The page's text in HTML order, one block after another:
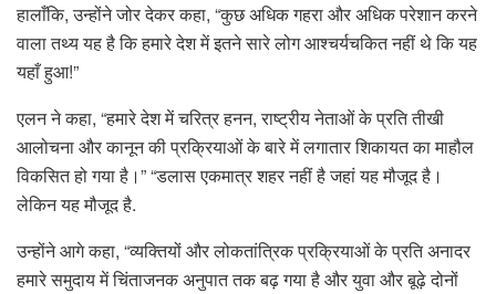
हालाँकि, उन्होंने जोर देकर कहा, “कुछ अधिक गहरा और अधिक परेशान करने
वाला तथ्य यह है कि हमारे देश में इतने सारे लोग आश्चर्यचकित नहीं थे कि यह
यहाँ हुआ!”
एलन ने कहा, “हमारे देश में चरित्र हनन, राष्ट्रीय नेताओं के प्रति तीखी
आलोचना और कानून की प्रक्रियाओं के बारे में लगातार शिकायत का माहौल
विकसित हो गया है।” “डलास एकमात्र शहर नहीं है जहां यह मौजूद है।
लेकिन यह मौजूद है.
उन्होंने आगे कहा, “व्यक्तियों और लोकतांत्रिक प्रक्रियाओं के प्रति अनादर
हमारे समुदाय में चिंताजनक अनुपात तक बढ़ गया है और युवा और बूढ़े दोनों